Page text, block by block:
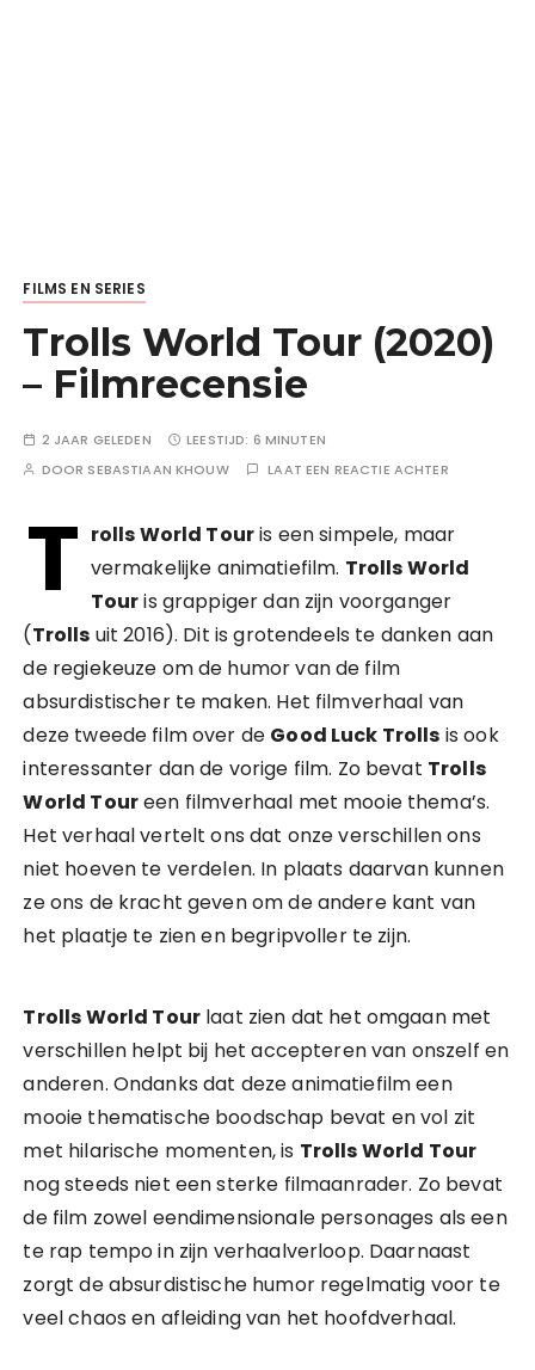
FILMS EN SERIES
Trolls World Tour (2020)
– Filmrecensie
2 JAAR GELEDEN LEESTIJD: 6 MINUTEN
DOOR SEBASTIAAN KHOUW LAAT EEN REACTIE ACHTER
T rolls World Touris een simpele, maar
vermakelijke animatiefilm. Trolls World
Touris grappiger dan zijn voorganger
(Trolls uit 2016). Dit is grotendeels te danken aan
de regiekeuze om de humor van de film
absurdistischer te maken. Het filmverhaal van
deze tweede film over de Good Luck Trolls is ook
interessanter dan de vorige film. Zo bevat Trolls
World Toureen filmverhaal met mooie thema’s.
Het verhaal vertelt ons dat onze verschillen ons
niet hoeven te verdelen. In plaats daarvan kunnen
ze ons de kracht geven om de andere kant van
het plaatje te zien en begripvoller te zijn.
Trolls World Tour laat zien dat het omgaan met
verschillen helpt bij het accepteren van onszelf en
anderen. Ondanks dat deze animatiefilm een
mooie thematische boodschap bevat en vol zit
met hilarische momenten, is Trolls World Tour
nog steeds niet een sterke filmaanrader. Zo bevat
de film zowel eendimensionale personages als een
te rap tempo in zijn verhaalverloop. Daarnaast
zorgt de absurdistische humor regelmatig voor te
veel chaos en afleiding van het hoofdverhaal.